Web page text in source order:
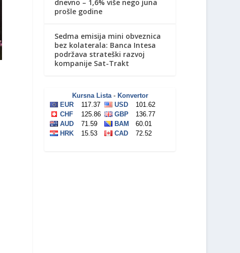
dnevno – 1,6% više nego juna
prošle godine
Sedma emisija mini obveznica
bez kolaterala: Banca Intesa
podržava strateški razvoj
kompanije Sat-Trakt